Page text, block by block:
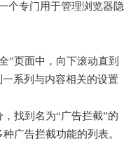
个专门用于管理浏览器隐
”页面中，向下滚动直到
系列与内容相关的设置
找到名为“广告拦截”的
广告拦截功能的列表。